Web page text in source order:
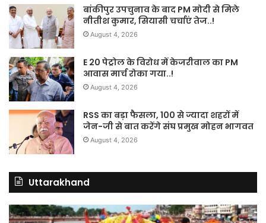
बांकीपुर उपचुनाव के बाद PM मोदी से मिले
नीतीश कुमार, सियासी चर्चाएं तेज..!
August 4, 2026
E 20 पेट्रोल के विरोध में केजरीवाल का PM
आवास मार्च रोका गया..!
August 4, 2026
RSS का बड़ा फैसला, 100 से ज्यादा शहरों में
जेन-जी से बात करेंगे संघ प्रमुख मोहन भागवत
August 4, 2026
Uttarakhand